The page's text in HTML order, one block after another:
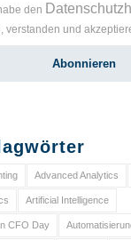
den
verstanden und
Advanced Analytics
Artificial Intelligence
CFO Day